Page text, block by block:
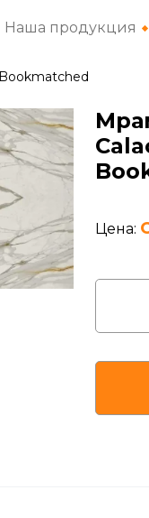
Наша продукция
Цена: